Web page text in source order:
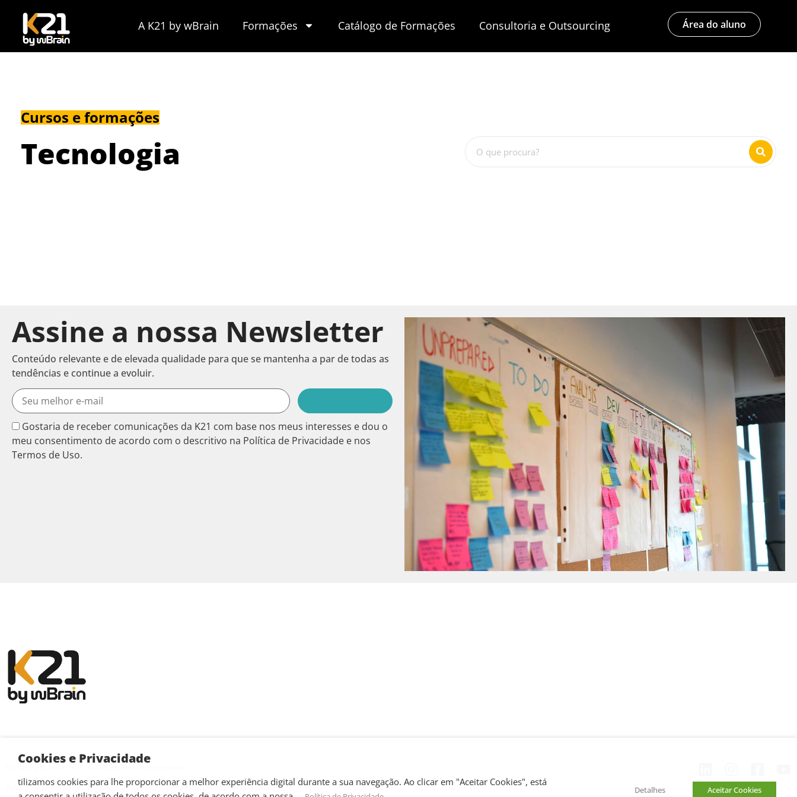
A K21 by wBrain Formações Catálogo de Formações Consultoria e Outsourcing Área do aluno
Cursos e formações
Tecnologia
Assine a nossa Newsletter
Conteúdo relevante e de elevada qualidade para que se mantenha a par de todas as
tendências e continue a evoluir.
Gostaria de receber comunicações da K21 com base nos meus interesses e dou o
meu consentimento de acordo com o descritivo na Política de Privacidade e nos
Termos de Uso.
Política de Privacidade
Código de Conduta Políticas Gerais K21 Global
Cookies e Privacidade
tilizamos cookies para lhe proporcionar a melhor experiência digital durante a sua navegação. Ao clicar em "Aceitar Cookies", está
Detalhes Aceitar Cookies